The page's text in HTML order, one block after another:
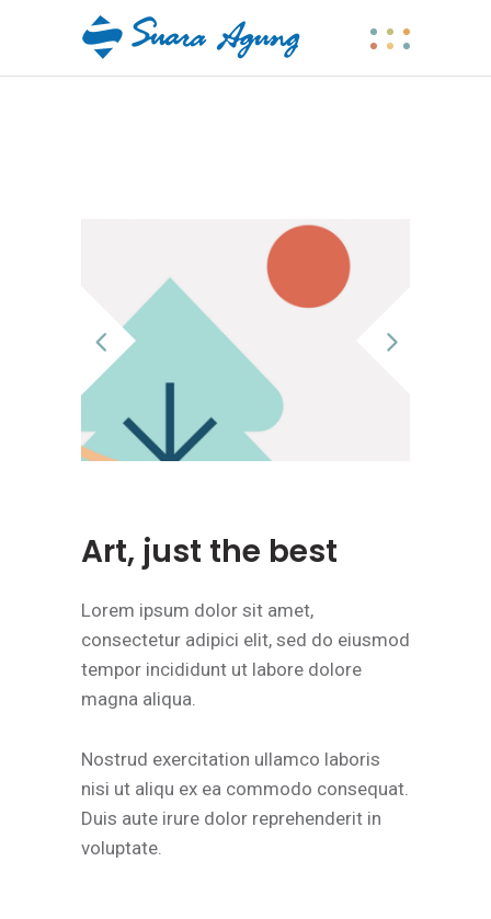
Art, just the best
Lorem ipsum dolor sit amet,
consectetur adipici elit, sed do eiusmod
tempor incididunt ut labore dolore
magna aliqua.
Nostrud exercitation ullamco laboris
nisi ut aliqu ex ea commodo consequat.
Duis aute irure dolor reprehenderit in
voluptate.